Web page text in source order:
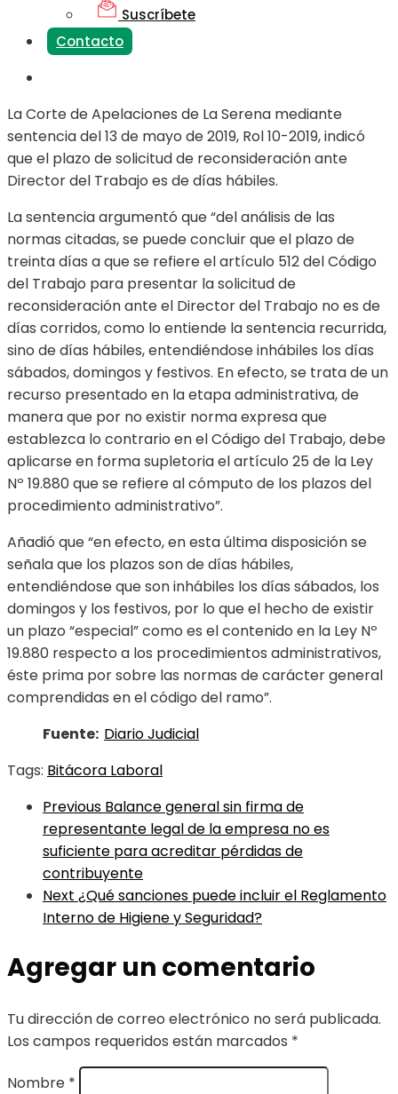
Suscríbete
Contacto
La Corte de Apelaciones de La Serena mediante
sentencia del 13 de mayo de 2019, Rol 10-2019, indicó
que el plazo de solicitud de reconsideración ante
Director del Trabajo es de días hábiles.
La sentencia argumentó que “del análisis de las
normas citadas, se puede concluir que el plazo de
treinta días a que se refiere el artículo 512 del Código
del Trabajo para presentar la solicitud de
reconsideración ante el Director del Trabajo no es de
días corridos, como lo entiende la sentencia recurrida,
sino de días hábiles, entendiéndose inhábiles los días
sábados, domingos y festivos. En efecto, se trata de un
recurso presentado en la etapa administrativa, de
manera que por no existir norma expresa que
establezca lo contrario en el Código del Trabajo, debe
aplicarse en forma supletoria el artículo 25 de la Ley
Nº 19.880 que se refiere al cómputo de los plazos del
procedimiento administrativo”.
Añadió que “en efecto, en esta última disposición se
señala que los plazos son de días hábiles,
entendiéndose que son inhábiles los días sábados, los
domingos y los festivos, por lo que el hecho de existir
un plazo “especial” como es el contenido en la Ley Nº
19.880 respecto a los procedimientos administrativos,
éste prima por sobre las normas de carácter general
comprendidas en el código del ramo”.
Fuente: Diario Judicial
Tags: Bitácora Laboral
Previous Balance general sin firma de
representante legal de la empresa no es
suficiente para acreditar pérdidas de
contribuyente
Next ¿Qué sanciones puede incluir el Reglamento
Interno de Higiene y Seguridad?
Agregar un comentario
Tu dirección de correo electrónico no será publicada.
Los campos requeridos están marcados *
Nombre *